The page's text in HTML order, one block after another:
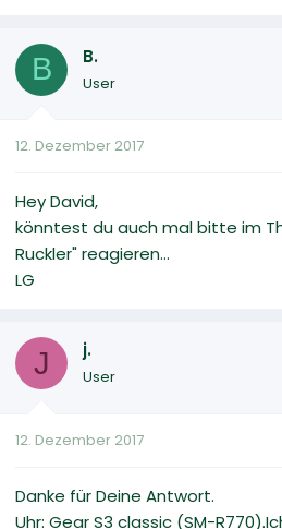
B B.
User
12. Dezember 2017
Hey David,
könntest du auch mal bitte im
Ruckler" reagieren...
LG
J j.
User
12. Dezember 2017
Danke für Deine Antwort.
Uhr: Gear S3 classic (SM-